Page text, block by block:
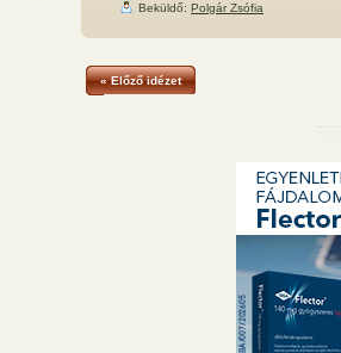
Beküldő: Polgár Zsófia
« Előző idézet